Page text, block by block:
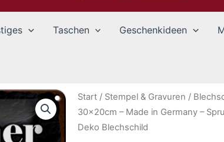
Taschen Geschenkideen
Start / Stempel & Gravuren /
30x20cm – Made in Germany –
Deko Blechschild